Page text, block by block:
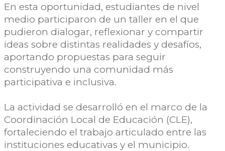
En esta oportunidad, estudiantes de nivel
medio participaron de un taller en el que
pudieron dialogar, reflexionar y compartir
ideas sobre distintas realidades y desafíos,
aportando propuestas para seguir
construyendo una comunidad más
participativa e inclusiva.
La actividad se desarrolló en el marco de la
Coordinación Local de Educación (CLE),
fortaleciendo el trabajo articulado entre las
instituciones educativas y el municipio.